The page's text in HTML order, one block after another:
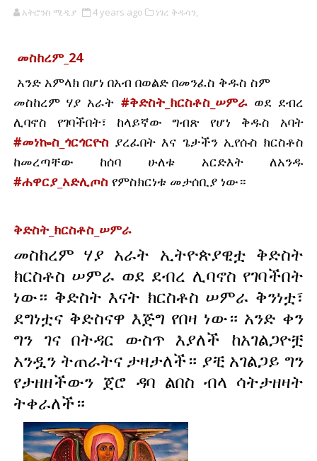
አትሮንስ ሚዲያ 4 years ago ነገረ ቅዱሳን,
መስከረም_24
አንድ አምላክ በሆነ በአብ በወልድ በመንፈስ ቅዱስ ስም
መስከረም ሃያ አራት #ቅድስት_ክርስቶስ_ሠምራ ወደ ደብረ
#መነኰስ_ጎርጎርዮስ ያረፈበት እና ጌታችን ኢየሱስ ክርስቶስ
#ሐዋርያ_አድሊጦስ የምስክርነቱ መታሰቢያ ነው።
ቅድስት_ክርስቶስ_ሠምራ
መስከረም ሃያ አራት ኢትዮጵያዊቷ ቅድስት
ክርስቶስ ሠምራ ወደ ደብረ ሊባኖስ የገባችበት
ነው። ቅድስት እናት ክርስቶስ ሠምራ ቅንነቷ፣
ደግነቷና ቅድስናዋ እጅግ የበዛ ነው። አንድ ቀን
ግን ገና በትዳር ውስጥ እያለች ከአገልጋዮቿ
አንዷን ትጠራትና ታዛታለች። ያቺ አገልጋይ ግን
የታዘዘችውን ጀሮ ዳባ ልበስ ብላ ሳትታዘዛት
ትቀራለች።